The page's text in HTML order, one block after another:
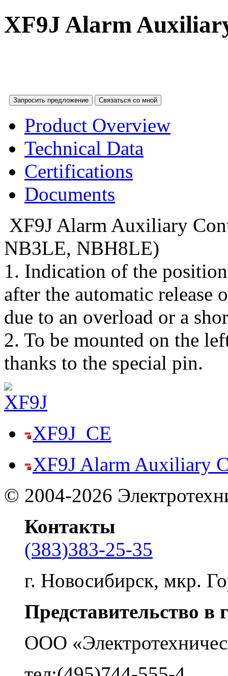
XF9J Alarm
Запросить предложение Связаться со мной
Product Overview
Technical Data
Certifications
Documents
XF9J Alarm Auxiliary
NB3LE, NBH8LE)
1. Indication of the
after the automatic release
due to an overload or a
2. To be mounted on the
thanks to the special pin.
XF9J_CE
XF9J Alarm Auxiliary
© 2004-2026
Контакты
(383)383-25-35
г. Новосибирск, мкр.
Представительство в
ООО